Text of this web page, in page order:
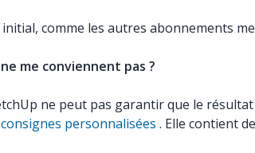
comme les autres abonnements
me conviennent pas ?
ne peut pas garantir que le
personnalisées . Elle contient